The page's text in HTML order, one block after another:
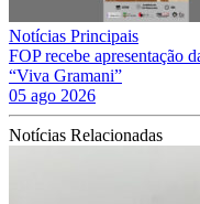
Notícias Principais
FOP recebe apresentação
“Viva Gramani”
05 ago 2026
Notícias Relacionadas